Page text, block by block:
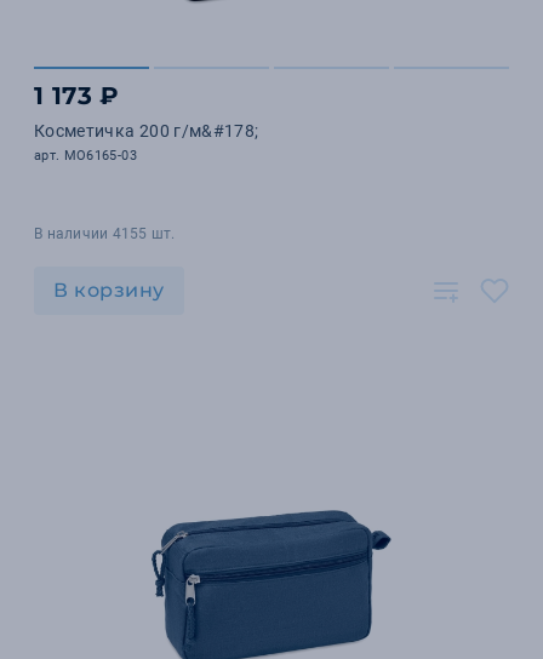
1 173 ₽
Косметичка 200 г/м&#178;
арт. MO6165-03
В наличии 4155 шт.
В корзину